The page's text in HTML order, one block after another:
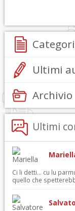
Ultimi
Archivio
Ultimi
Ci li detti… cu lu
quello che